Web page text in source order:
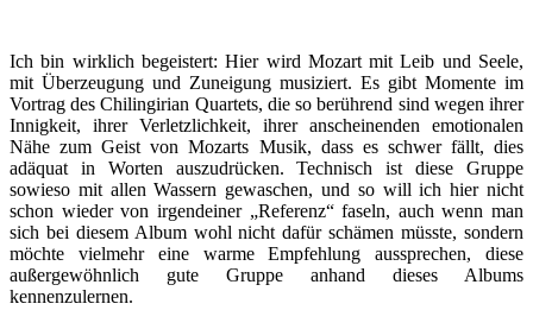
Ich bin wirklich begeistert: Hier wird Mozart mit Leib und Seele,
mit Überzeugung und Zuneigung musiziert. Es gibt Momente im
Vortrag des Chilingirian Quartets, die so berührend sind wegen ihrer
Innigkeit, ihrer Verletzlichkeit, ihrer anscheinenden emotionalen
Nähe zum Geist von Mozarts Musik, dass es schwer fällt, dies
adäquat in Worten auszudrücken. Technisch ist diese Gruppe
sowieso mit allen Wassern gewaschen, und so will ich hier nicht
schon wieder von irgendeiner „Referenz“ faseln, auch wenn man
sich bei diesem Album wohl nicht dafür schämen müsste, sondern
möchte vielmehr eine warme Empfehlung aussprechen, diese
außergewöhnlich gute Gruppe anhand dieses Albums
kennenzulernen.